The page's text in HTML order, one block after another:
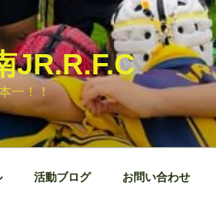
JR.R.F.C
一！！
活動ブログ お問い合わせ